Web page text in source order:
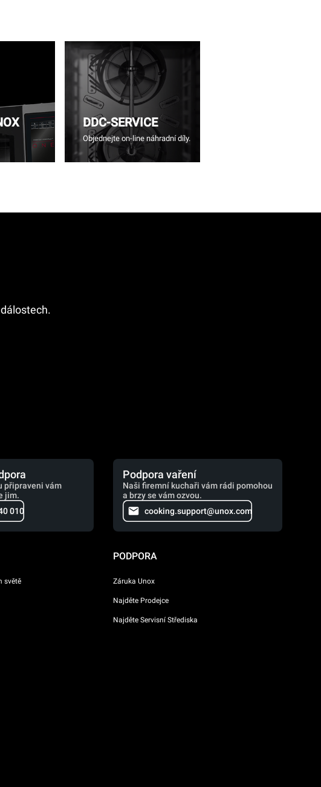
DDC-SERVICE
Objednejte on-line náhradní díly.
připraveni vám
jim.
010
Podpora vaření
Naši firemní kuchaři vám rádi pomohou
a brzy se vám ozvou.
cooking.support@unox.com
světě
PODPORA
Záruka Unox
Najděte Prodejce
Najděte Servisní Střediska